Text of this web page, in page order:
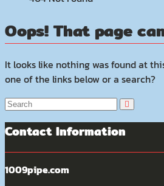
Oops! That page
It looks like nothing was found at
one of the links below or a search?
Contact Information
1009pipe.com